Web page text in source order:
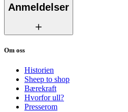
Anmeldelser
Om oss
Historien
Sheep to shop
Bærekraft
Hvorfor ull?
Presserom